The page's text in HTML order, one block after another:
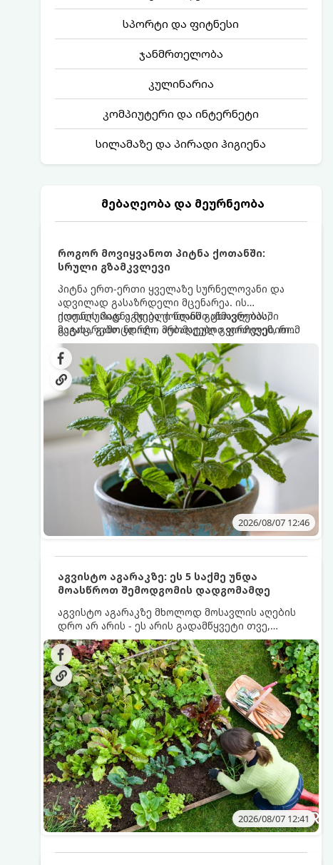
სპორტი და ფიტნესი
ჯანმრთელობა
კულინარია
კომპიუტერი და ინტერნეტი
სილამაზე და პირადი ჰიგიენა
მებაღეობა და მეურნეობა
როგორ მოვიყვანოთ პიტნა ქოთანში:
სრული გზამკვლევი
პიტნა ერთ-ერთი ყველაზე სურნელოვანი და
ადვილად გასაზრდელი მცენარეა. ის
იდეალურად ეგუება ქოთანში ცხოვრებას,
მეტიც, გამოცდილი მებაღეები გვირჩევენ, რომ
პიტნა მხოლოდ ქოთანში მოვიყვანოთ, რადგან
ღია გრუნტში (ბაღში) დარგვისას ის ფესვებით
ძალიან სწრაფად ვრცელდება და სხვა
მცენარეებს ავიწროებს.
ქოთნის პიტნა მთელი წლის განმავლობაში
გაგახარებთ ნორჩი, არომატული ფოთლებით
ჩაის, ლიმონათისა თუ კერძებისთვის.
2026/08/07 12:46
აგვისტო აგარაკზე: ეს 5 საქმე უნდა
მოასწროთ შემოდგომის დადგომამდე
აგვისტო აგარაკზე მხოლოდ მოსავლის აღების
დრო არ არის - ეს არის გადამწყვეტი თვე,
როდესაც საფუძველი ეყრება მომავალი წლის
მოსავალს და ბაღი მზადდება შემოდგომა-
ზამთრის სეზონისთვის. იმისათვის, რომ
ნიადაგმა ენერგია აღიდგინოს, ხოლო
მცენარეებმა ზამთარს გაუძლონ, აგვისტოს
ბოლომდე 5 მნიშვნელოვანი საქმის გაკეთება
უნდა მოასწროთ:
2026/08/07 12:41